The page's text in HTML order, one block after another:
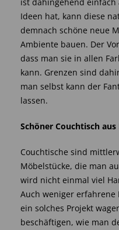
Ideen hat, kann diese
demnach schöne neue
Ambiente bauen. Der
dass man sie in allen
kann. Grenzen sind
man selbst kann der
lassen.
Schöner Couchtisch
Couchtische sind
Möbelstücke, die man
wird nicht einmal viel
Auch weniger erfahrene
ein solches Projekt
beschäftigen, wie man